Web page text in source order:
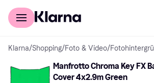
Für Shopper
Klarna/Shopping/Foto & Video/
Manfrotto Chroma Key FX
Cover 4x2.9m Green